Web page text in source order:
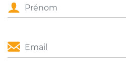
Prénom
Email